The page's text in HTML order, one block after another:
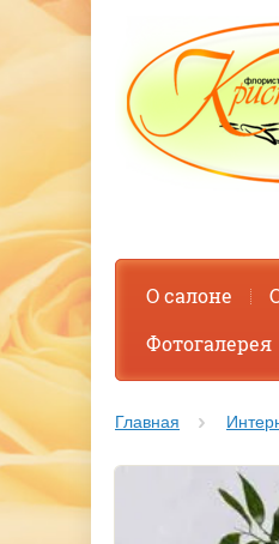
О салоне
Фотогалерея
Главная